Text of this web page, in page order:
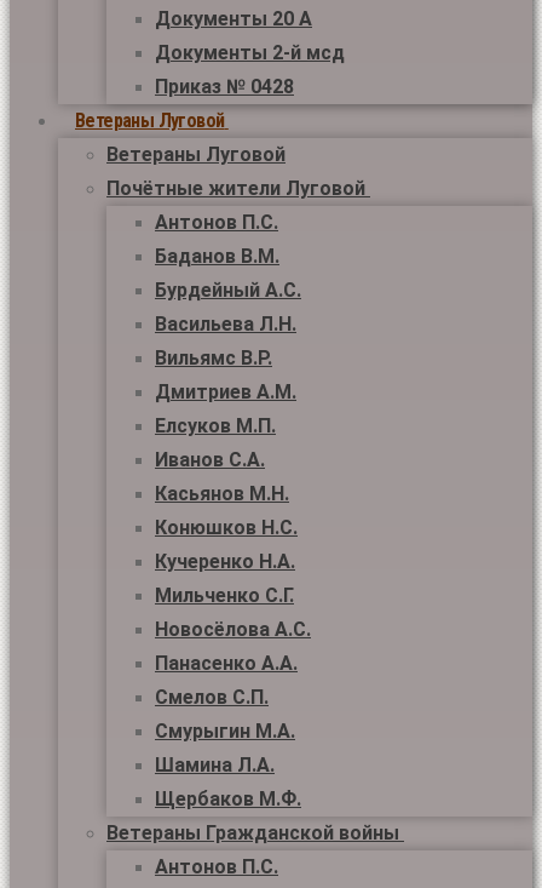
Документы 20 А
Документы 2-й мсд
Приказ № 0428
Ветераны Луговой
Ветераны Луговой
Почётные жители Луговой
Антонов П.С.
Баданов В.М.
Бурдейный А.С.
Васильева Л.Н.
Вильямс В.Р.
Дмитриев А.М.
Елсуков М.П.
Иванов С.А.
Касьянов М.Н.
Конюшков Н.С.
Кучеренко Н.А.
Мильченко С.Г.
Новосёлова А.С.
Панасенко А.А.
Смелов С.П.
Смурыгин М.А.
Шамина Л.А.
Щербаков М.Ф.
Ветераны Гражданской войны
Антонов П.С.